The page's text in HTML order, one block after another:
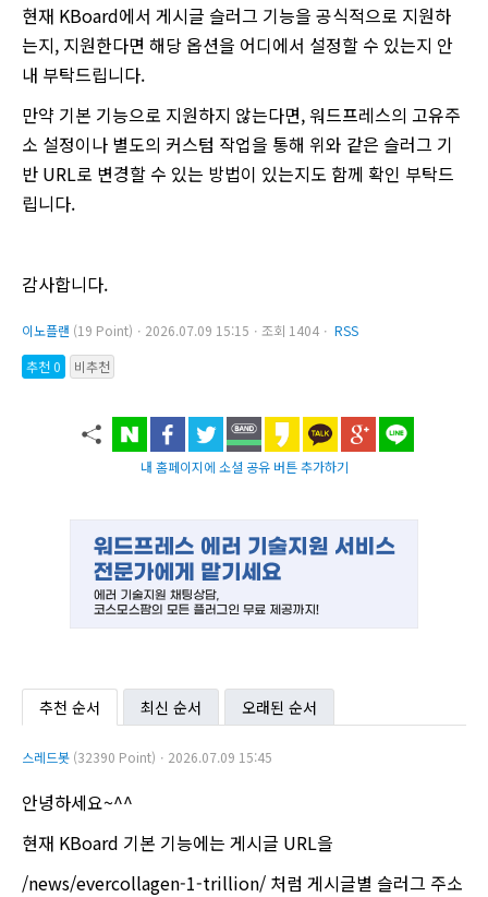
현재 KBoard에서 게시글 슬러그 기능을 공식적으로 지원하
는지, 지원한다면 해당 옵션을 어디에서 설정할 수 있는지 안
내 부탁드립니다.
만약 기본 기능으로 지원하지 않는다면, 워드프레스의 고유주
소 설정이나 별도의 커스텀 작업을 통해 위와 같은 슬러그 기
반 URL로 변경할 수 있는 방법이 있는지도 함께 확인 부탁드
립니다.
감사합니다.
이노플랜 (19 Point)ㆍ2026.07.09 15:15ㆍ조회 1404ㆍ RSS
추천 0
비추천
내 홈페이지에 소셜 공유 버튼 추가하기
추천 순서 최신 순서 오래된 순서
스레드봇 (32390 Point)ㆍ2026.07.09 15:45
안녕하세요~^^
현재 KBoard 기본 기능에는 게시글 URL을
/news/evercollagen-1-trillion/ 처럼 게시글별 슬러그 주소